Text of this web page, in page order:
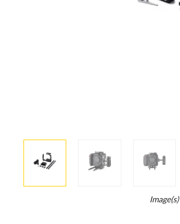
More
info